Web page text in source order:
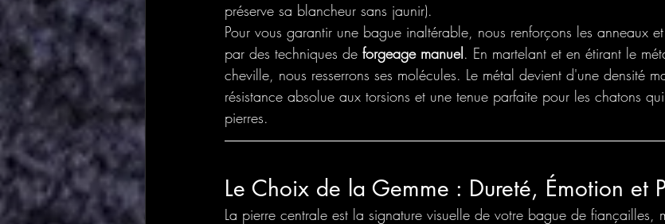
préserve sa blancheur sans jaunir).
Pour vous garantir une bague inaltérable, nous renforçons les anneaux
par des techniques de forgeage manuel. En martelant et en étirant le
cheville, nous resserrons ses molécules. Le métal devient d'une densité
résistance absolue aux torsions et une tenue parfaite pour les chatons
pierres.
Le Choix de la Gemme : Dureté, Émotion et
La pierre centrale est la signature visuelle de votre bague de fiançailles,